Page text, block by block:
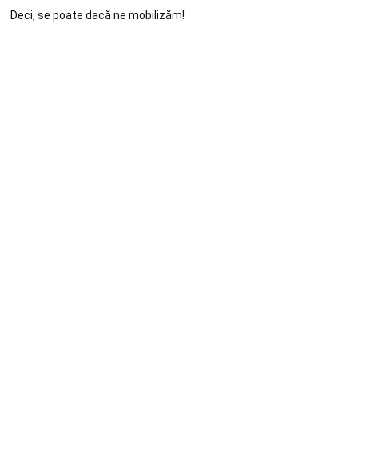
Deci, se poate dacă ne mobilizăm!